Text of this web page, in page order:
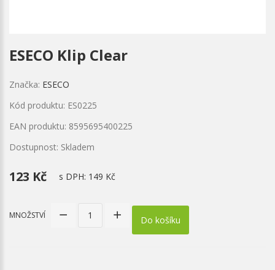
ESECO Klip Clear
Značka: ESECO
Kód produktu: ES0225
EAN produktu: 8595695400225
Dostupnost: Skladem
123 Kč s DPH: 149 Kč
MNOŽSTVÍ Do košíku